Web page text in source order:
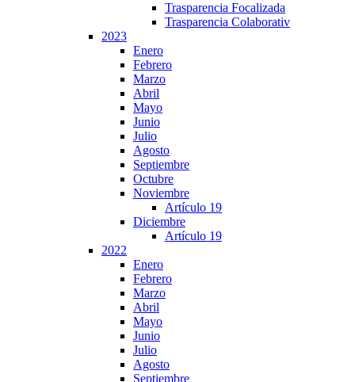
Trasparencia Focalizada
Trasparencia Colaborativ
2023
Enero
Febrero
Marzo
Abril
Mayo
Junio
Julio
Agosto
Septiembre
Octubre
Noviembre
Artículo 19
Diciembre
Artículo 19
2022
Enero
Febrero
Marzo
Abril
Mayo
Junio
Julio
Agosto
Septiembre